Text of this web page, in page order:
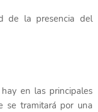
de la presencia del
en las principales
se tramitará por una